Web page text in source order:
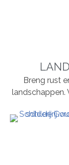
Breng rust
landschappen.